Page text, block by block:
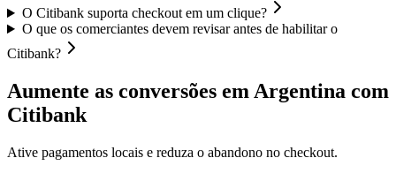
O Citibank suporta checkout em um clique?
O que os comerciantes devem revisar antes de habilitar o
Citibank?
Aumente as conversões em Argentina com
Citibank
Ative pagamentos locais e reduza o abandono no checkout.